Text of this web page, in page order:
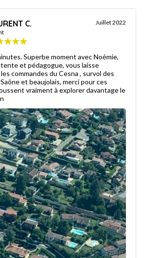
C. Juillet 2022
Superbe moment avec Noémie,
et pédagogue, vous laisse
commandes du Cesna , survol des
et beaujolais, merci pour ces
vraiment à explorer davantage le